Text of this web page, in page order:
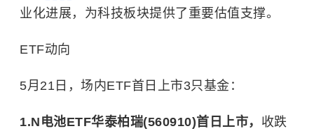
业化进展，为科技板块提供了重要估值支撑。
ETF动向
5月21日，场内ETF首日上市3只基金：
1.N电池ETF华泰柏瑞(560910)首日上市， 收跌